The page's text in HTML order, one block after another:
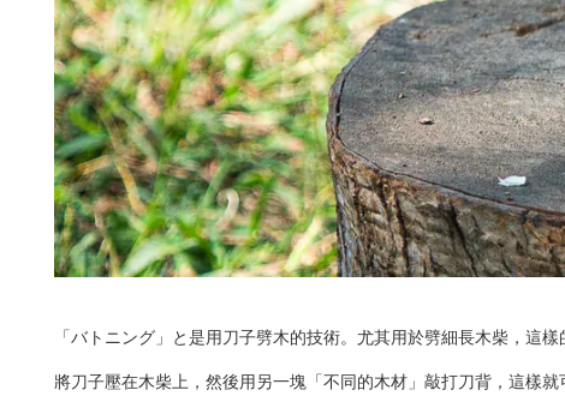
「バトニング」と是用刀子劈木的技術。尤其用於劈細長木柴，這樣
將刀子壓在木柴上，然後用另一塊「不同的木材」敲打刀背，這樣